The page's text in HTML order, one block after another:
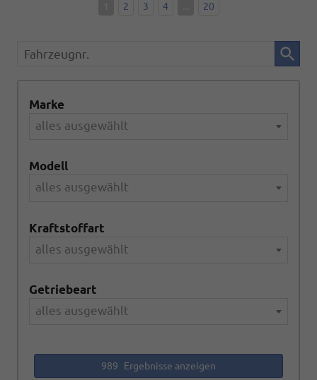
2 3 4 20
Fahrzeugnr.
Marke
alles ausgewählt
Modell
alles ausgewählt
Kraftstoffart
alles ausgewählt
Getriebeart
alles ausgewählt
989 Ergebnisse anzeigen